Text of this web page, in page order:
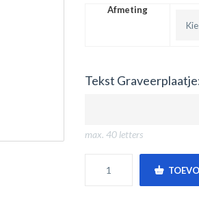
Afmeting
Tekst
max. 40 letters